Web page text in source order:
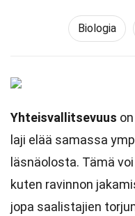
Biologia
Yhteisvallitsevuus
laji elää samassa
läsnäolosta. Tämä
kuten ravinnon
jopa saalistajien